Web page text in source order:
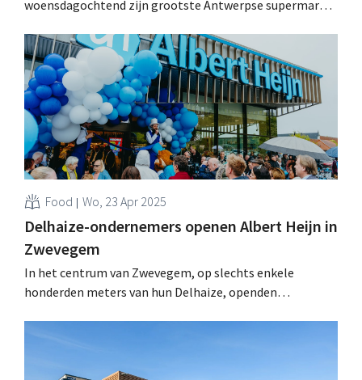
woensdagochtend zijn grootste Antwerpse supermarkt.
vestiging in België voor de Nederlandse
supermarktketen. .
Food Wo, 23 Apr 2025
Delhaize-ondernemers openen Albert Heijn in
Zwevegem
In het centrum van Zwevegem, op slechts enkele
honderden meters van hun Delhaize, openden